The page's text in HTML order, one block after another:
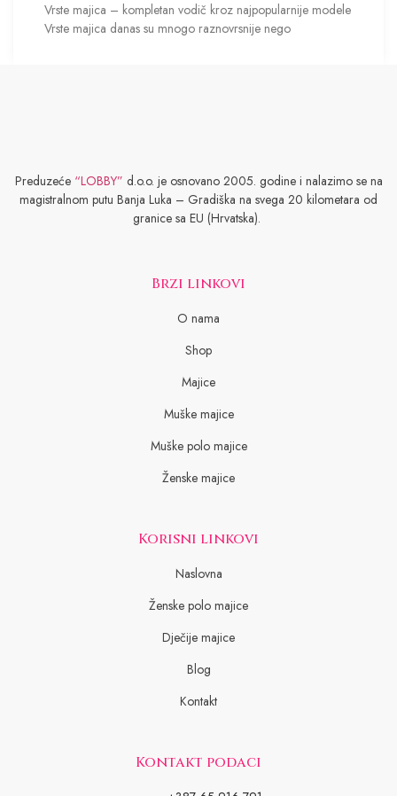
Vrste majica – kompletan vodič kroz najpopularnije modele
Vrste majica danas su mnogo raznovrsnije nego
Preduzeće “LOBBY” d.o.o. je osnovano 2005. godine i nalazimo se na
magistralnom putu Banja Luka – Gradiška na svega 20 kilometara od
granice sa EU (Hrvatska).
Brzi linkovi
O nama
Shop
Majice
Muške majice
Muške polo majice
Ženske majice
Korisni linkovi
Naslovna
Ženske polo majice
Dječije majice
Blog
Kontakt
Kontakt podaci